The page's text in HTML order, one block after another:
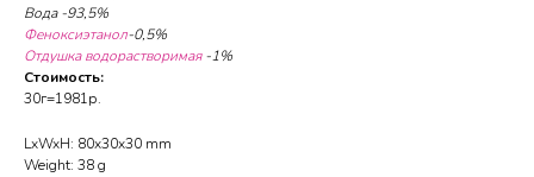
Вода -93,5%
Феноксиэтанол-0,5%
Отдушка водорастворимая-1%
Стоимость:
30г=1981р.
LxWxH: 80x30x30 mm
Weight: 38 g